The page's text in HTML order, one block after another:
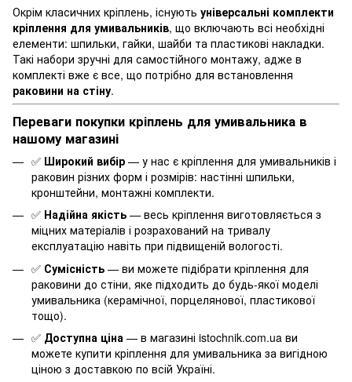
Окрім класичних кріплень, існують універсальні комплекти
кріплення для умивальників, що включають всі необхідні
елементи: шпильки, гайки, шайби та пластикові накладки.
Такі набори зручні для самостійного монтажу, адже в
комплекті вже є все, що потрібно для встановлення
раковини на стіну.
Переваги покупки кріплень для умивальника в
нашому магазині
✅ Широкий вибір — у нас є кріплення для умивальників і
раковин різних форм і розмірів: настінні шпильки,
кронштейни, монтажні комплекти.
✅ Надійна якість — весь кріплення виготовляється з
міцних матеріалів і розрахований на тривалу
експлуатацію навіть при підвищеній вологості.
✅ Сумісність — ви можете підібрати кріплення для
раковини до стіни, яке підходить до будь-якої моделі
умивальника (керамічної, порцелянової, пластикової
тощо).
✅ Доступна ціна — в магазині istochnik.com.ua ви
можете купити кріплення для умивальника за вигідною
ціною з доставкою по всій Україні.